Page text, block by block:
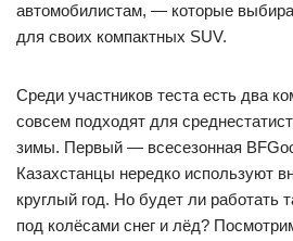
автомобилистам, — которые
для своих компактных SUV.
Среди участников теста есть два
совсем подходят для
зимы. Первый — всесезонная
Казахстанцы нередко используют
круглый год. Но будет ли работать
под колёсами снег и лёд?